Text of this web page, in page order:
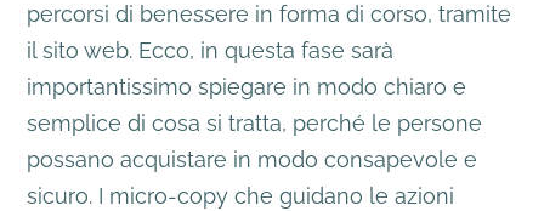
percorsi di benessere in forma di corso, tramite
il sito web. Ecco, in questa fase sarà
importantissimo spiegare in modo chiaro e
semplice di cosa si tratta, perché le persone
possano acquistare in modo consapevole e
sicuro. I micro-copy che guidano le azioni